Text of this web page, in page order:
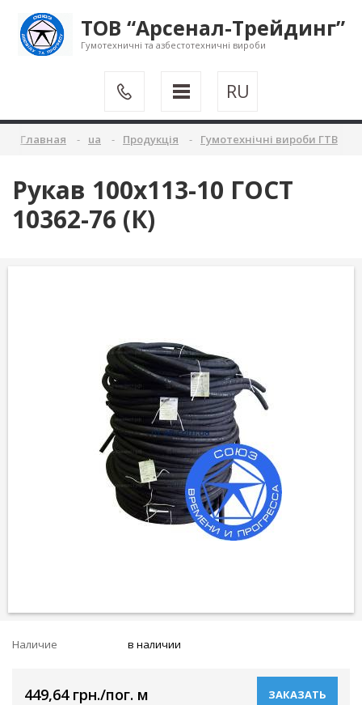
ТОВ “Арсенал-Трейдинг”
Гумотехничні та азбестотехничні вироби
RU
Главная ua Продукція Гумотехнічні вироби ГТВ
Рукав 100х113-10 ГОСТ
10362-76 (К)
Наличие в наличии
449,64 грн./пог. м ЗАКАЗАТЬ